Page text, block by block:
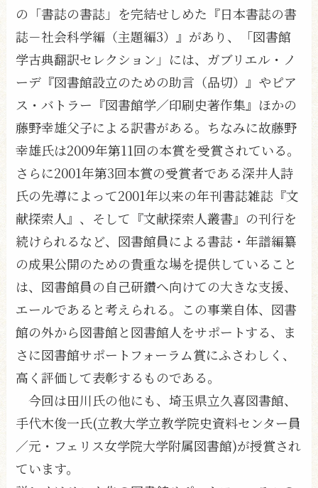
の「書誌の書誌」を完結せしめた『日本書誌の書
誌－社会科学編（主題編3）』があり、「図書館
学古典翻訳セレクション」には、ガブリエル・ノ
ーデ『図書館設立のための助言（品切）』やピア
ス・バトラー『図書館学／印刷史著作集』ほかの
藤野幸雄父子による訳書がある。ちなみに故藤野
幸雄氏は2009年第11回の本賞を受賞されている。
さらに2001年第3回本賞の受賞者である深井人詩
氏の先導によって2001年以来の年刊書誌雑誌『文
献探索人』、そして『文献探索人叢書』の刊行を
続けられるなど、図書館員による書誌・年譜編纂
の成果公開のための貴重な場を提供していること
は、図書館員の自己研鑽へ向けての大きな支援、
エールであると考えられる。この事業自体、図書
館の外から図書館と図書館人をサポートする、ま
さに図書館サポートフォーラム賞にふさわしく、
高く評価して表彰するものである。
今回は田川氏の他にも、埼玉県立久喜図書館、
手代木俊一氏(立教大学立教学院史資料センター員
／元・フェリス女学院大学附属図書館)が授賞され
ています。